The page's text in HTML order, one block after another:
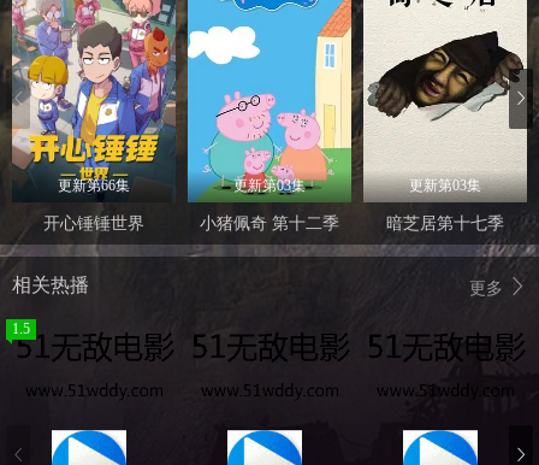
更新第66集
开心锤锤世界
更新第03集
小猪佩奇 第十二季
更新第03集
暗芝居第十七季
更多
相关热播
1.5